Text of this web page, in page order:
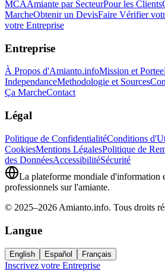
MCAAmiante par SecteurPour les Clients
MarcheObtenir un DevisFaire Vérifier
votre Entreprise
Entreprise
À Propos d'Amianto.infoMission et Portee
IndependanceMethodologie et Sources
Ça MarcheContact
Légal
Politique de ConfidentialitéConditions
CookiesMentions LégalesPolitique de
des DonnéesAccessibilitéSécurité
La plateforme mondiale d'information
professionnels sur l'amiante.
© 2025–2026 Amianto.info. Tous droits
Langue
English Español Français
Inscrivez votre Entreprise